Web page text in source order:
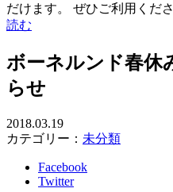
だけます。 ぜひご利用くだ
読む
ボーネルンド春休
らせ
2018.03.19
カテゴリー： 未分類
Facebook
Twitter